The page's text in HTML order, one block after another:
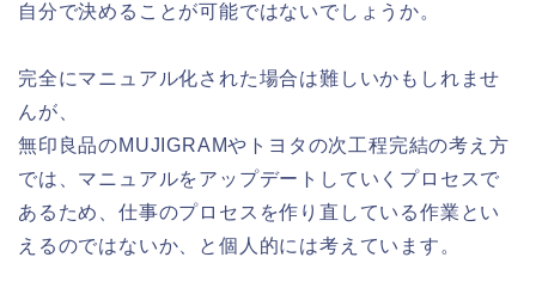
自分で決めることが可能ではないでしょうか。
完全にマニュアル化された場合は難しいかもしれませ
んが、
無印良品のMUJIGRAMやトヨタの次工程完結の考え方
では、マニュアルをアップデートしていくプロセスで
あるため、仕事のプロセスを作り直している作業とい
えるのではないか、と個人的には考えています。